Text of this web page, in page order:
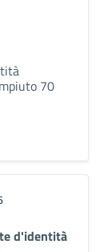
70
d'identità